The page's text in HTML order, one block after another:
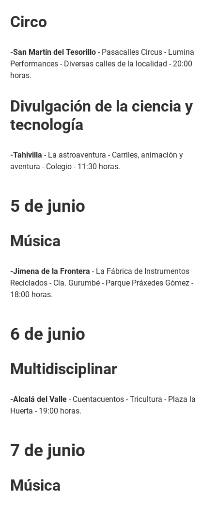
Circo
-San Martín del Tesorillo- Pasacalles Circus - Lumina
Performances - Diversas calles de la localidad - 20:00
horas.
Divulgación de la ciencia y
tecnología
-Tahivilla - La astroaventura - Carriles, animación y
aventura - Colegio - 11:30 horas.
5 de junio
Música
-Jimena de la Frontera - La Fábrica de Instrumentos
Reciclados - Cía. Gurumbé - Parque Práxedes Gómez -
18:00 horas.
6 de junio
Multidisciplinar
-Alcalá del Valle- Cuentacuentos - Tricultura - Plaza la
Huerta - 19:00 horas.
7 de junio
Música